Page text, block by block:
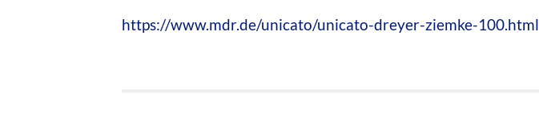
https://www.mdr.de/unicato/unicato-dreyer-ziemke-100.html